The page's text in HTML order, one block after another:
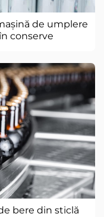
de umplere
conserve
bere din sticlă